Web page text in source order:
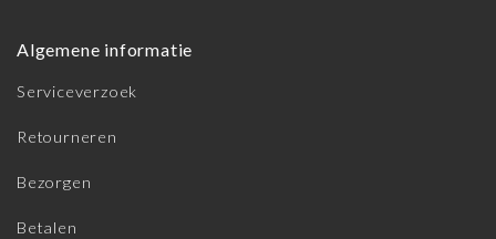
Algemene informatie
Serviceverzoek
Retourneren
Bezorgen
Betalen